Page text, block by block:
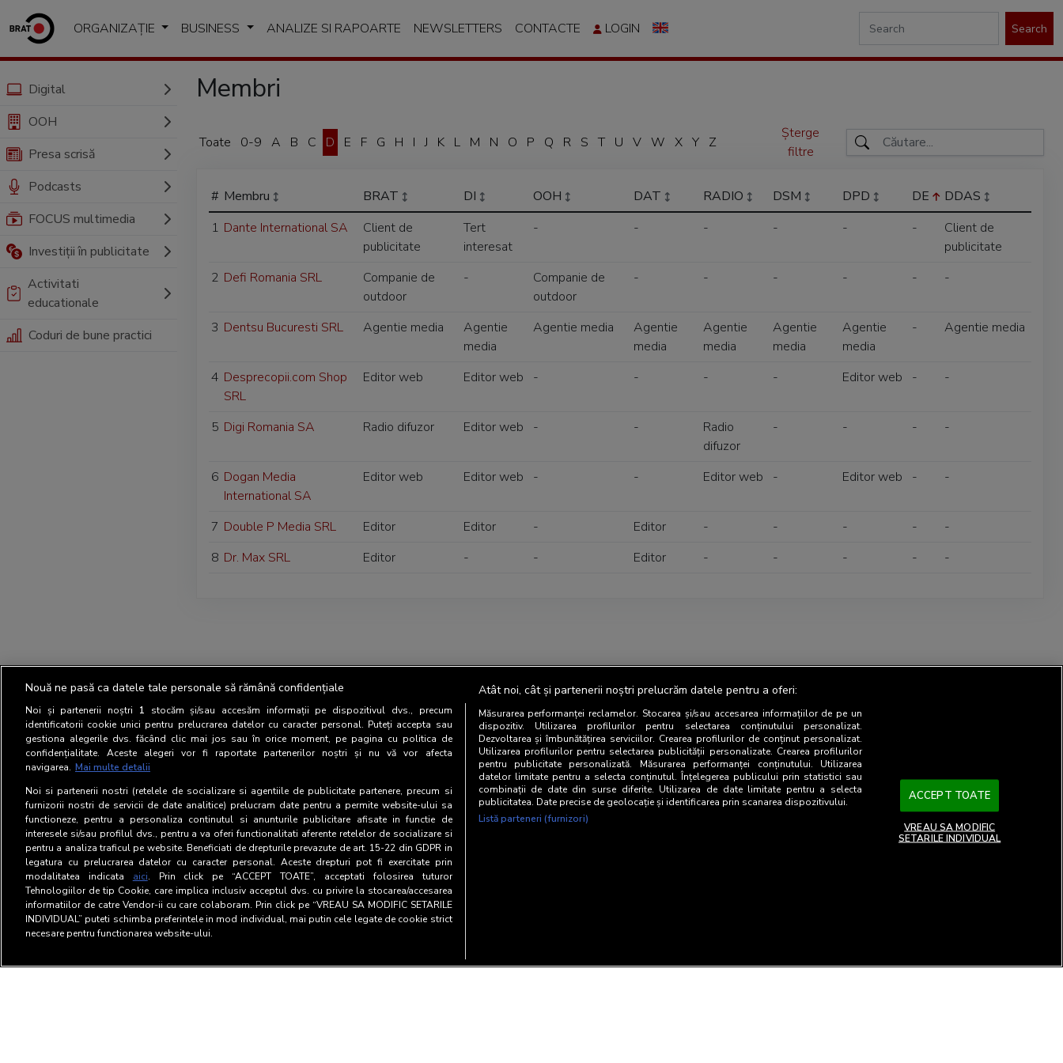
ORGANIZAȚIE BUSINESS ANALIZE SI RAPOARTE NEWSLETTERS CONTACTE LOGIN Search
Digital
OOH
Presa scrisă
Podcasts
FOCUS multimedia
Investiții în publicitate
Activitati
educationale
Coduri de bune practici
Membri
Toate 0-9 A B C D E F G H I J K L M N O P Q R S T U V W X Y Z
Șterge
filtre
# Membru BRAT DI OOH DAT RADIO DSM DPD DE
DDAS
1 Dante International SA
Client de
publicitate
Tert
interesat
- - - - - -
Client de
publicitate
2 Defi Romania SRL
Companie de
outdoor
-
Companie de
outdoor
- - - - - -
3 Dentsu Bucuresti SRL Agentie media
Agentie
media
Agentie media
Agentie
media
Agentie
media
Agentie
media
Agentie
media
- Agentie media
4 Desprecopii.com Shop
SRL
Editor web Editor web - - - - Editor web - -
5 Digi Romania SA Radio difuzor Editor web - -
Radio
difuzor
- - - -
6 Dogan Media
International SA
Editor web Editor web - - Editor web - Editor web - -
7 Double P Media SRL Editor Editor - Editor - - - -
-
8 Dr. Max SRL Editor - - Editor - - - - -
Nouă ne pasă ca datele tale personale să rămână confidențiale
Noi și partenerii noștri 1 stocăm și/sau accesăm informații pe dispozitivul dvs., precum
identificatorii cookie unici pentru prelucrarea datelor cu caracter personal. Puteți accepta sau
gestiona alegerile dvs. făcând clic mai jos sau în orice moment, pe pagina cu politica de
confidențialitate. Aceste alegeri vor fi raportate partenerilor noștri și nu vă vor afecta
navigarea. Mai multe detalii
Noi si partenerii nostri (retelele de socializare si agentiile de publicitate partenere, precum si
furnizorii nostri de servicii de date analitice) prelucram date pentru a permite website-ului sa
functioneze, pentru a personaliza continutul si anunturile publicitare afisate in functie de
interesele si/sau profilul dvs., pentru a va oferi functionalitati aferente retelelor de socializare si
pentru a analiza traficul pe website. Beneficiati de drepturile prevazute de art. 15-22 din GDPR in
legatura cu prelucrarea datelor cu caracter personal. Aceste drepturi pot fi exercitate prin
modalitatea indicata aici. Prin click pe “ACCEPT TOATE”, acceptati folosirea tuturor
Tehnologiilor de tip Cookie, care implica inclusiv acceptul dvs. cu privire la stocarea/accesarea
informatiilor de catre Vendor-ii cu care colaboram. Prin click pe “VREAU SA MODIFIC SETARILE
INDIVIDUAL” puteti schimba preferintele in mod individual, mai putin cele legate de cookie strict
necesare pentru functionarea website-ului.
Atât noi, cât și partenerii noștri prelucrăm datele pentru a oferi:
Măsurarea performanței reclamelor. Stocarea și/sau accesarea informațiilor de pe un
dispozitiv. Utilizarea profilurilor pentru selectarea conținutului personalizat.
Dezvoltarea și îmbunătățirea serviciilor. Crearea profilurilor de conținut personalizat.
Utilizarea profilurilor pentru selectarea publicității personalizate. Crearea profilurilor
pentru publicitate personalizată. Măsurarea performanței conținutului. Utilizarea
datelor limitate pentru a selecta conținutul. Înțelegerea publicului prin statistici sau
combinații de date din surse diferite. Utilizarea de date limitate pentru a selecta
publicitatea. Date precise de geolocație și identificarea prin scanarea dispozitivului.
Listă parteneri (furnizori)
ACCEPT TOATE
VREAU SA MODIFIC
SETARILE INDIVIDUAL